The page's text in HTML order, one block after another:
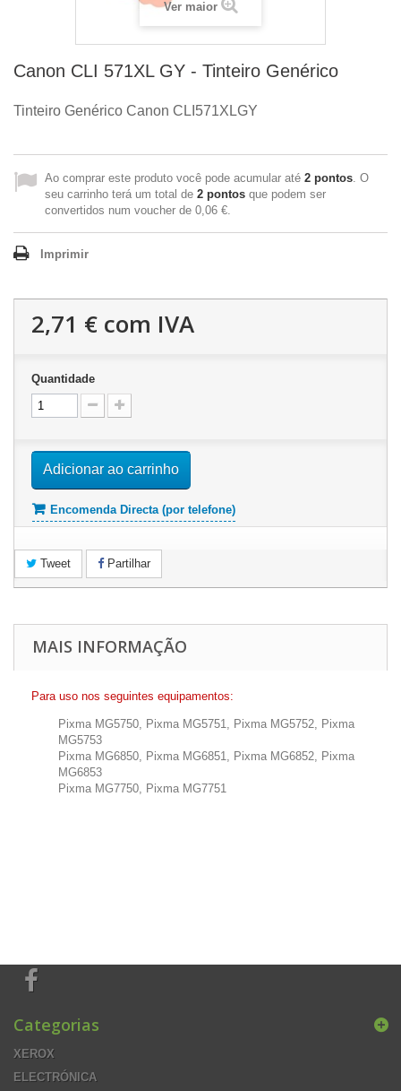
Ver maior
Canon CLI 571XL GY - Tinteiro Genérico
Tinteiro Genérico Canon CLI571XLGY
Ao comprar este produto você pode acumular até 2 pontos. O
seu carrinho terá um total de 2 pontos que podem ser
convertidos num voucher de 0,06 €.
Imprimir
2,71 € com IVA
Quantidade
Adicionar ao carrinho
Encomenda Directa (por telefone)
Tweet Partilhar
MAIS INFORMAÇÃO
Para uso nos seguintes equipamentos:
Pixma MG5750, Pixma MG5751, Pixma MG5752, Pixma
MG5753
Pixma MG6850, Pixma MG6851, Pixma MG6852, Pixma
MG6853
Pixma MG7750, Pixma MG7751
Categorias
XEROX
ELECTRÓNICA